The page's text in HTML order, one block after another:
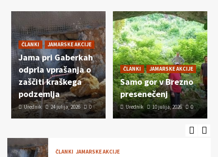
ČLANKI JAMARSKE AKCIJE
Jama pri Gaberkah
odprla vprašanja o
zaščiti kraškega
podzemlja
Urednik 24 julija, 2026 0
ČLANKI JAMARSKE AKCIJE
Samo gor v Brezno
presenečenj
Urednik 10 julija, 2026 0
4
ČLANKI JAMARSKE AKCIJE
Prvomajski tabor
ČLANKI DOGODKI
50 let Šaleškega jamarskega kluba
Podlasica Topolšica
ČLANKI JAMARSKE AKCIJE